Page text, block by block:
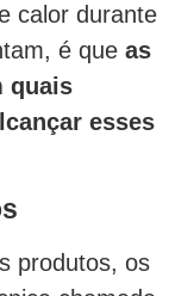
calor durante
é que as
quais
esses
produtos, os